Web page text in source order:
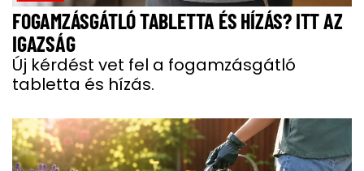
FOGAMZÁSGÁTLÓ TABLETTA ÉS HÍZÁS? ITT AZ
IGAZSÁG
Új kérdést vet fel a fogamzásgátló
tabletta és hízás.